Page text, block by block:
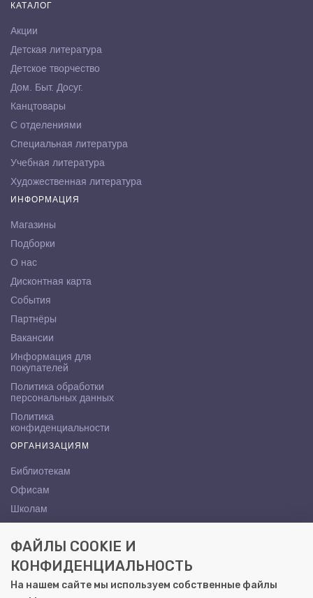
КАТАЛОГ
Акции
Детская литература
Детское творчество
Дом. Быт. Досуг.
Канцтовары
С отделениями
Специальная литература
Учебная литература
Художественная литература
ИНФОРМАЦИЯ
Магазины
Подборки
О нас
Дисконтная карта
События
Партнёры
Вакансии
Информация для
покупателей
Политика обработки
персональных данных
Политика
конфиденциальности
ОРГАНИЗАЦИЯМ
Библиотекам
Офисам
Школам
КОНТАКТЫ
Саратов, ул. Осипова, 10А
+7 (8452) 72-65-65
ФАЙЛЫ COOKIE И
КОНФИДЕНЦИАЛЬНОСТЬ
На нашем сайте мы используем собственные файлы